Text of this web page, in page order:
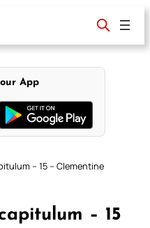
App
– 15 – Clementine
– 15